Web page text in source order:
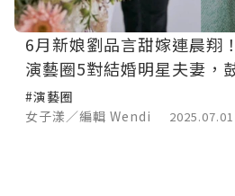
6月新娘劉品言甜嫁連晨翔
演藝圈5對結婚明星夫妻，
12年修成正果！
#演藝圈
女子漾／編輯 Wendi
2025.07.01